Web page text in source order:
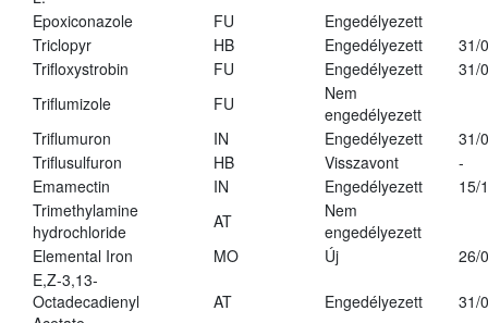
Epoxiconazole
FU
Engedélyezett
Triclopyr
HB Engedélyezett
31/
Trifloxystrobin
FU Engedélyezett
31/
Triflumizole
FU
Nem
engedélyezett
Triflumuron
IN Engedélyezett
31/
Triflusulfuron
HB Visszavont
-
Emamectin
IN Engedélyezett
15/
Trimethylamine
hydrochloride
AT
Nem
engedélyezett
Elemental Iron
MO Új
26/
E,Z-3,13-
Octadecadienyl
AT Engedélyezett 31/